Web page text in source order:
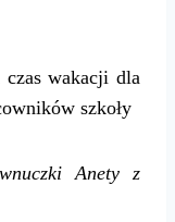
czas wakacji dla
szkoły
wnuczki Anety z